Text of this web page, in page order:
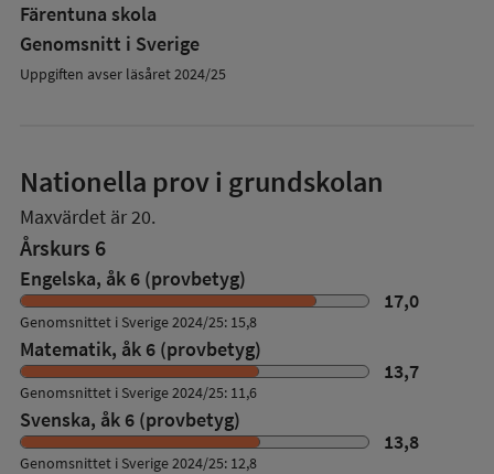
Färentuna skola
Genomsnitt i Sverige
Uppgiften avser läsåret 2024/25
Nationella prov i grundskolan
Maxvärdet är 20.
Årskurs 6
Engelska, åk 6 (provbetyg)
17,0
Genomsnittet i Sverige 2024/25: 15,8
Matematik, åk 6 (provbetyg)
13,7
Genomsnittet i Sverige 2024/25: 11,6
Svenska, åk 6 (provbetyg)
13,8
Genomsnittet i Sverige 2024/25: 12,8